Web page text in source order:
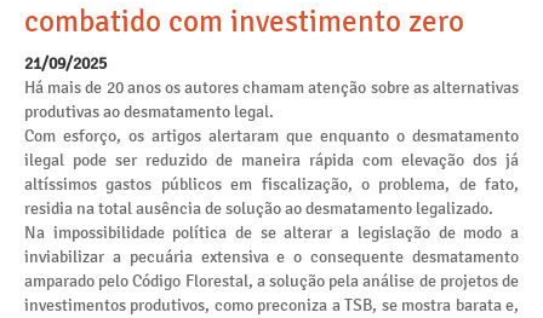
combatido com investimento zero
21/09/2025
Há mais de 20 anos os autores chamam atenção sobre as alternativas
produtivas ao desmatamento legal.
Com esforço, os artigos alertaram que enquanto o desmatamento
ilegal pode ser reduzido de maneira rápida com elevação dos já
altíssimos gastos públicos em fiscalização, o problema, de fato,
residia na total ausência de solução ao desmatamento legalizado.
Na impossibilidade política de se alterar a legislação de modo a
inviabilizar a pecuária extensiva e o consequente desmatamento
amparado pelo Código Florestal, a solução pela análise de projetos de
investimentos produtivos, como preconiza a TSB, se mostra barata e,